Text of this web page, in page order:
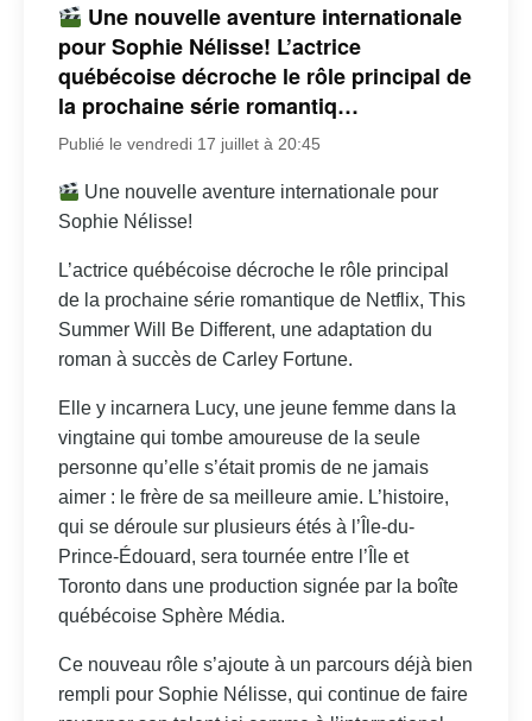
Une nouvelle aventure internationale
pour Sophie Nélisse! L’actrice
québécoise décroche le rôle principal de
la prochaine série romantiq…
Publié le vendredi 17 juillet à 20:45
Une nouvelle aventure internationale pour
Sophie Nélisse!
L’actrice québécoise décroche le rôle principal
de la prochaine série romantique de Netflix, This
Summer Will Be Different, une adaptation du
roman à succès de Carley Fortune.
Elle y incarnera Lucy, une jeune femme dans la
vingtaine qui tombe amoureuse de la seule
personne qu’elle s’était promis de ne jamais
aimer : le frère de sa meilleure amie. L’histoire,
qui se déroule sur plusieurs étés à l’Île-du-
Prince-Édouard, sera tournée entre l’Île et
Toronto dans une production signée par la boîte
québécoise Sphère Média.
Ce nouveau rôle s’ajoute à un parcours déjà bien
rempli pour Sophie Nélisse, qui continue de faire